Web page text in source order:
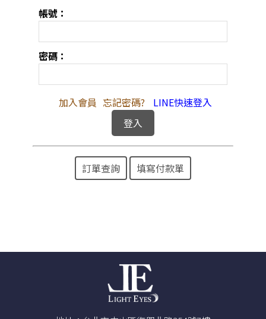
帳號：
密碼：
加入會員 忘記密碼? LINE快速登入
訂單查詢 填寫付款單